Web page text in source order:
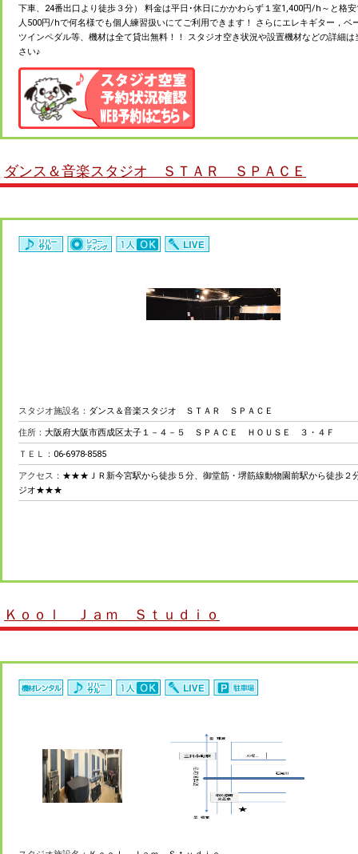
下車、24番出口より徒歩３分） 料金は平日･休日にかかわらず１室1,400円/h～と格
人500円/hで何名様でも個人練習扱いにてご利用できます！ さらにエレキギター，ベ
ツインペダル等、機材は全て貸出無料！！ スタジオ空き状況や設置機材などの詳細
さい♪
ダンス＆音楽スタジオ ＳＴＡＲ ＳＰＡＣＥ
スタジオ施設名： ダンス＆音楽スタジオ ＳＴＡＲ ＳＰＡＣＥ
住所： 大阪府大阪市西成区太子１－４－５ ＳＰＡＣＥ ＨＯＵＳＥ ３・４Ｆ
ＴＥＬ： 06-6978-8585
アクセス： ★★★ＪＲ新今宮駅から徒歩５分、御堂筋・堺筋線動物園前駅から徒歩２
ジオ★★★
Ｋｏｏｌ Ｊａｍ Ｓｔｕｄｉｏ